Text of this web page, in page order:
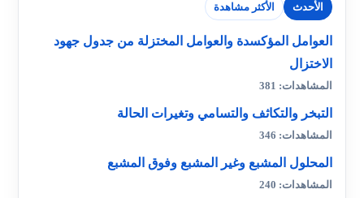
الأحدث الأكثر مشاهدة
العوامل المؤكسدة والعوامل المختزلة من جدول جهود
الاختزال
المشاهدات: 381
التبخر والتكاثف والتسامي وتغيرات الحالة
المشاهدات: 346
المحلول المشبع وغير المشبع وفوق المشبع
المشاهدات: 240